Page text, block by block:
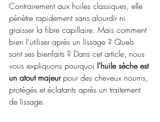
Contrairement aux huiles classiques, elle
pénètre rapidement sans alourdir ni
graisser la fibre capillaire. Mais comment
bien l’utiliser après un lissage ? Quels
sont ses bienfaits ? Dans cet article, nous
vous expliquons pourquoi l’huile sèche est
un atout majeur pour des cheveux nourris,
protégés et éclatants après un traitement
de lissage.